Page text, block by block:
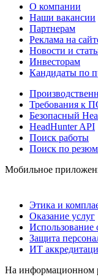
О компании
Наши вакансии
Партнерам
Реклама на
Новости и
Инвесторам
Кандидаты по
Требования к
Безопасный
HeadHunter API
Поиск работы
Поиск по
Мобильное
Этика и
Оказание услуг
Использование
Защита
ИТ
На информационном